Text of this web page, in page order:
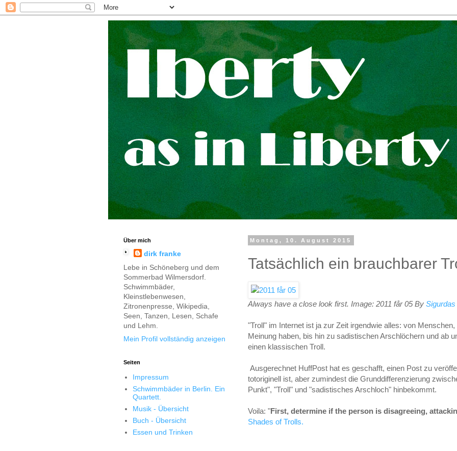
Montag, 10. August 2015
Tatsächlich ein brauchbarer
Always have a close look first. Image: 2011 får 05 By Sigurdas
"Troll" im Internet ist ja zur Zeit irgendwie alles: von
Meinung haben, bis hin zu sadistischen Arschlöchern und ab
einen klassischen Troll.
Ausgerechnet HuffPost hat es geschafft, einen Post zu
totoriginell ist, aber zumindest die Grunddifferenzierung
Punkt", "Troll" und "sadistisches Arschloch" hinbekommt.
Voila: "First, determine if the person is disagreeing,
Shades of Trolls.
Über mich
dirk franke
Lebe in Schöneberg und dem
Sommerbad Wilmersdorf.
Schwimmbäder,
Kleinstlebenwesen,
Zitronenpresse, Wikipedia,
Seen, Tanzen, Lesen, Schafe
und Lehm.
Mein Profil vollständig anzeigen
Seiten
Impressum
Schwimmbäder in Berlin. Ein
Quartett.
Musik - Übersicht
Buch - Übersicht
Essen und Trinken